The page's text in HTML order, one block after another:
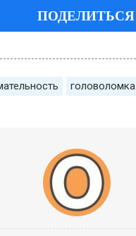
ПОДЕЛИТЬСЯ
головоломка